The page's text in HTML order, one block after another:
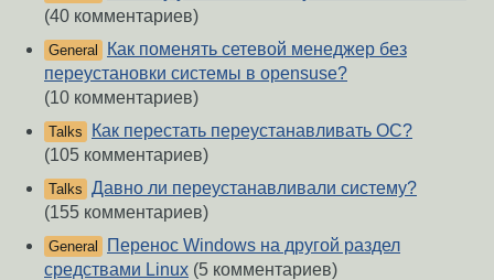
(40 комментариев)
General
Как поменять сетевой менеджер без
переустановки системы в opensuse?
(10 комментариев)
Talks
Как перестать переустанавливать ОС?
(105 комментариев)
Talks Давно ли переустанавливали систему?
(155 комментариев)
General
Перенос Windows на другой раздел
средствами Linux (5 комментариев)